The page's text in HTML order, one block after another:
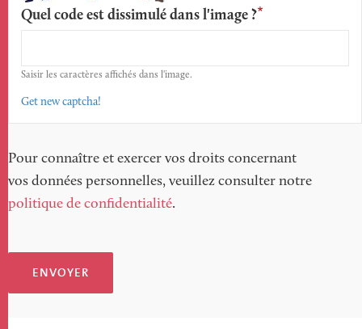
Quel code est dissimulé dans l'image ?
Saisir les caractères affichés dans l'image.
Get new captcha!
Pour connaître et exercer vos droits concernant
vos données personnelles, veuillez consulter notre
politique de confidentialité.
ENVOYER